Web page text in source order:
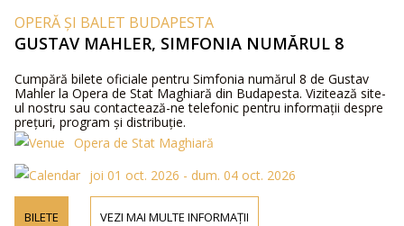
OPERĂ ȘI BALET BUDAPESTA
GUSTAV MAHLER, SIMFONIA NUMĂRUL 8
Cumpără bilete oficiale pentru Simfonia numărul 8 de Gustav
Mahler la Opera de Stat Maghiară din Budapesta. Vizitează site-
ul nostru sau contactează-ne telefonic pentru informații despre
prețuri, program și distribuție.
Opera de Stat Maghiară
joi 01 oct. 2026 - dum. 04 oct. 2026
BILETE VEZI MAI MULTE INFORMAȚII